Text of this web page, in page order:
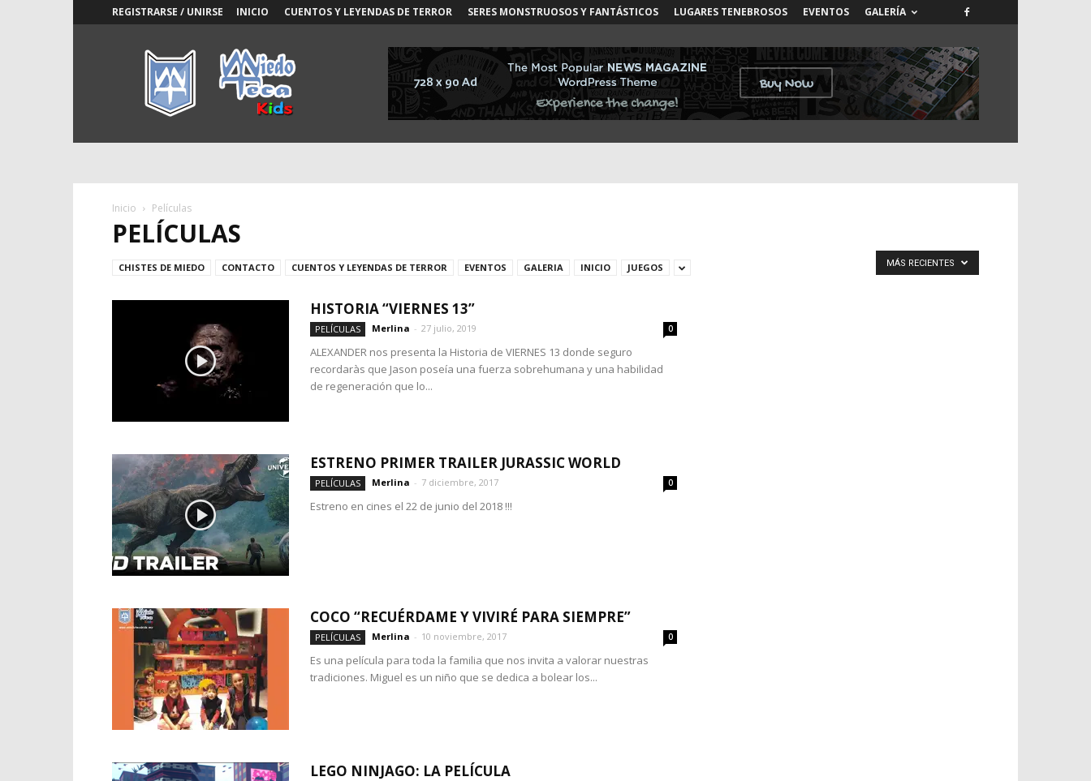
REGISTRARSE / UNIRSE INICIO CUENTOS Y LEYENDAS DE TERROR SERES MONSTRUOSOS Y FANTÁSTICOS LUGARES TENEBROSOS EVENTOS GALERÍA
Miedoteca
Inicio Películas
PELÍCULAS
CHISTES DE MIEDO CONTACTO CUENTOS Y LEYENDAS DE TERROR EVENTOS GALERIA INICIO JUEGOS MÁS RECIENTES
HISTORIA “VIERNES 13”
PELÍCULAS Merlina - 27 julio, 2019 0
ALEXANDER nos presenta la Historia de VIERNES 13 donde seguro
recordaràs que Jason poseía una fuerza sobrehumana y una habilidad
de regeneración que lo...
ESTRENO PRIMER TRAILER JURASSIC WORLD
PELÍCULAS Merlina - 7 diciembre, 2017 0
Estreno en cines el 22 de junio del 2018 !!!
COCO “RECUÉRDAME Y VIVIRÉ PARA SIEMPRE”
PELÍCULAS Merlina - 10 noviembre, 2017 0
Es una película para toda la familia que nos invita a valorar nuestras
tradiciones. Miguel es un niño que se dedica a bolear los...
LEGO NINJAGO: LA PELÍCULA